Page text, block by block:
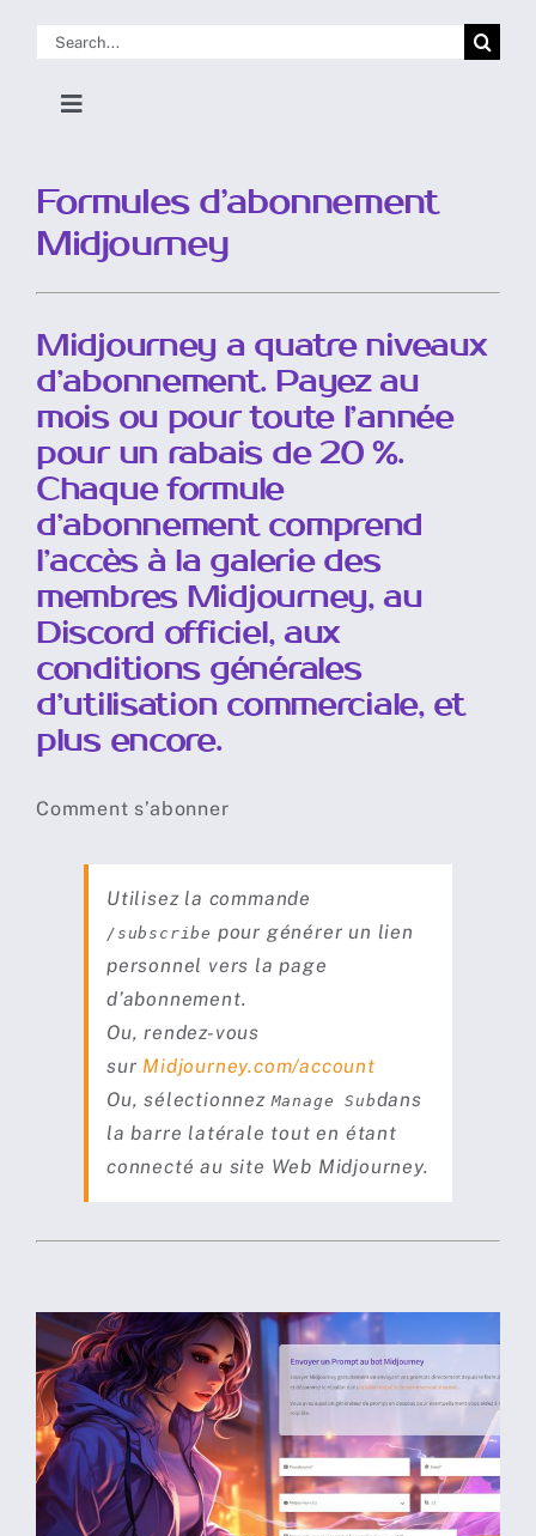
Search
Toggle
Pour commencer
Utiliser Discord
Utiliser le Site Web
Commandes, Paramètres et Outils
Rédiger un Prompt
Travailler avec ses propres images
Styles et esthétique
Taille d’image et format
Outils de Prompts avancés
Abonnements
Règles
Formules d’abonnement
Midjourney
Midjourney a quatre niveaux
d’abonnement. Payez au
mois ou pour toute l’année
pour un rabais de 20 %.
Chaque formule
d’abonnement comprend
l’accès à la galerie des
membres Midjourney, au
Discord officiel, aux
conditions générales
d’utilisation commerciale, et
plus encore.
Comment s’abonner
Utilisez la commande
/subscribe pour générer un lien
personnel vers la page
d’abonnement.
Ou, rendez-vous
sur Midjourney.com/account
Ou, sélectionnezManage Subdans
la barre latérale tout en étant
connecté au site Web Midjourney.
Tester Midjourney
gratuitement